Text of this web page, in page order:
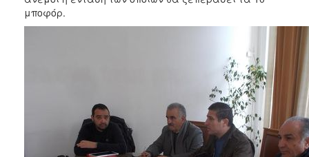
2006
μποφόρ.